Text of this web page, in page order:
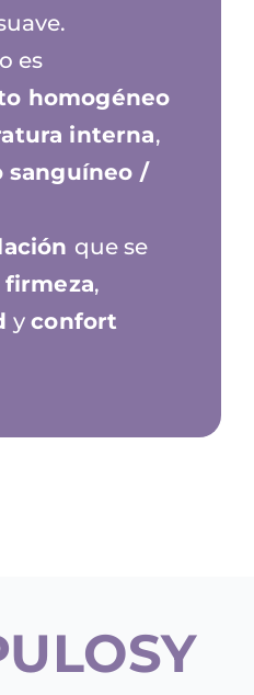
es
homogéneo
interna,
sanguíneo /
que se
firmeza,
yconfort